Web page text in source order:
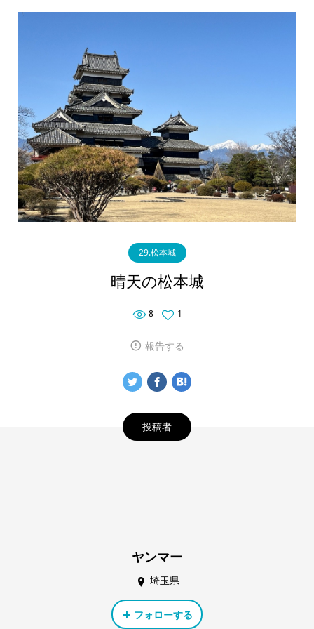
29.松本城
晴天の松本城
8 1
報告する
投稿者
ヤンマー
埼玉県
フォローする